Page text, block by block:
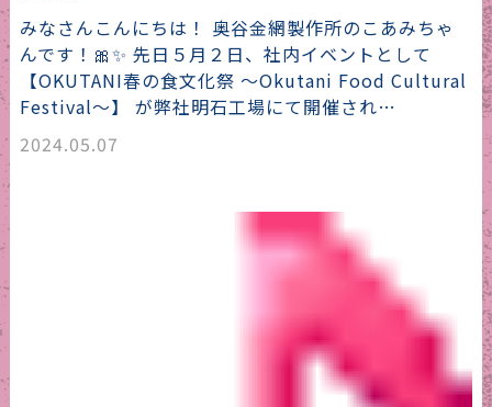
みなさんこんにちは！ 奥谷金網製作所のこあみちゃ
んです！🎀✨ 先日５月２日、社内イベントとして
【OKUTANI春の食文化祭 ～Okutani Food Cultural
Festival～】 が弊社明石工場にて開催され…
2024.05.07